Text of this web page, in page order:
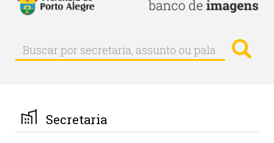
Buscar
Buscar
por
palavra-
chave
Secretaria